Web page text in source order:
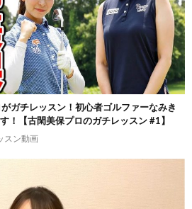
ガチレッスン！初心者ゴルファーなみき
！【古閑美保プロのガチレッスン #1】
スン動画